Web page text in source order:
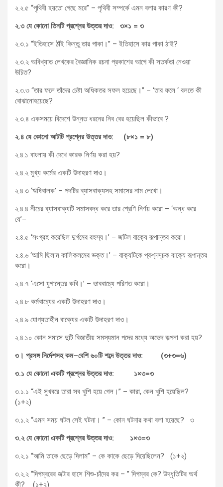
২.২.৫ “পৃথিবী হয়তো গেছে মরে” – পৃথিবী সম্পর্কে এমন বলার কারণ কী?
২.৩ যে কোনো তিনটি প্রশ্নের উত্তর দাও: ৩×১ = ৩
২.৩.১ “ইতিহাসে ঠাঁই কিন্তু তার পাকা।” – ইতিহাসে কার পাকা ঠাই?
২.৩.২ অবিখ্যাত লেখকের বৈজ্ঞানিক রচনা প্রকাশের আগে কী সতর্কতা নেওয়া
উচিত?
২.৩.৩ “তার ফলে তাঁদের চেষ্টা অধিকতর সফল হয়েছে।” – ‘তার ফলে ‘ বলতে কী
বোঝানোহয়েছে?
২.৩.৪ একসময়ে বিদেশে উন্নত ধরনের নিব বের হয়েছিল কীভাবে ?
২.৪ যে কোনো আটটি প্রশ্নের উত্তর দাও: (৮×১ = ৮)
২.৪.১ বাংলায় কী দেখে কারক নির্ণয় করা হয়?
২.৪.২ মুখ্য কর্মের একটি উদাহরণ দাও।
২.৪.৩ ‘ঋষিবালক’ – পদটির ব্যাসবাক্যসহ সমাসের নাম লেখো।
২.৪.৪ নীচের ব্যাসবাক্যটি সমাসবদ্ধ করে তার শ্রেণি নির্ণয় করো – ‘অন্ধ করে
যে’–
২.৪.৫ ‘সংগ্রহ করেছিল দুর্গমের রহস্য।’ – জটিল বাক্যে রূপান্তর করো।
২.৪.৬ ‘আমি ছিলাম কালিকলমের ভক্ত।’ – বাক্যটিকে প্রশ্নসূচক বাক্যে রূপান্তর
করো।
২.৪.৭ ‘এসো যুগান্তের কবি।’ – ভাববাচ্যে পরিণত করো।
২.৪.৮ কর্মবাচ্যের একটি উদাহরণ দাও।
২.৪.৯ যোগ্যতাহীন বাক্যের একটি উদাহরণ দাও।
২.৪.১০ কোন সমাসে দুটি বিজাতীয় সমস্যমান পদের মধ্যে অভেদ কল্পনা করা হয়?
৩। প্রসঙ্গ নির্দেশসহ কম–বেশি ৬০টি শব্দে উত্তর দাও: (৩+৩=৬)
৩.১ যে কোনো একটি প্রশ্নের উত্তর দাও: ১×৩=৩
৩.১.১ “এই সুখবরে তারা সব খুশি হয়ে গেল।” – কারা, কেন খুশি হয়েছিল?
(১+২)
৩.১.২ “এমন সময় ঘটল সেই ঘটনা। ” – কোন ঘটনার কথা বলা হয়েছে? ৩
৩.২ যে কোনো একটি প্রশ্নের উত্তর দাও: ১×৩=৩
৩.২.১ “আমি তাকে ছেড়ে দিলাম” – কে কাকে ছেড়ে দিয়েছিলেন? (১+২)
৩.২.২ “দিগম্বরের জটার হাসে শিশু-চাঁদের কর – ” দিগম্বর কে? উদ্ধৃতিটির অর্থ
কী? (১+২)